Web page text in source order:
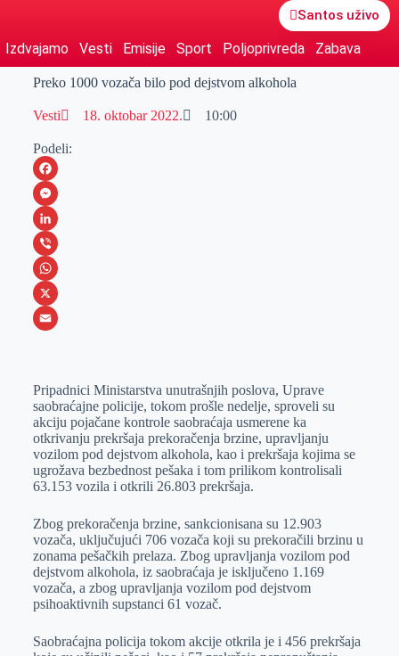
Santos uživo
Izdvajamo Vesti Emisije Sport Poljoprivreda Zabava
Preko 1000 vozača bilo pod dejstvom alkohola
Vesti 18. oktobar 2022. 10:00
Podeli:
F
a
c
e
b
o
M
e
s
s
e
e
r
L
i
n
k
I
n
V
i
b
W
h
s
A
p
p
X
a
i
l
Pripadnici Ministarstva unutrašnjih poslova, Uprave
saobraćajne policije, tokom prošle nedelje, sproveli su
akciju pojačane kontrole saobraćaja usmerene ka
otkrivanju prekršaja prekoračenja brzine, upravljanju
vozilom pod dejstvom alkohola, kao i prekršaja kojima se
ugrožava bezbednost pešaka i tom prilikom kontrolisali
63.153 vozila i otkrili 26.803 prekršaja.
Zbog prekoračenja brzine, sankcionisana su 12.903
vozača, uključujući 706 vozača koji su prekoračili brzinu u
zonama pešačkih prelaza. Zbog upravljanja vozilom pod
dejstvom alkohola, iz saobraćaja je isključeno 1.169
vozača, a zbog upravljanja vozilom pod dejstvom
psihoaktivnih supstanci 61 vozač.
Saobraćajna policija tokom akcije otkrila je i 456 prekršaja